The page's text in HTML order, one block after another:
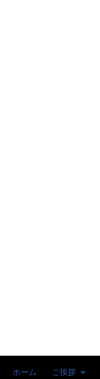
ホーム ご挨拶